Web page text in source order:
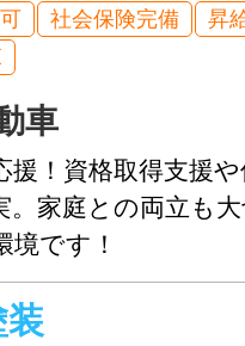
社会保険完備
昇
車
援！資格取得支援
。家庭との両立も
です！